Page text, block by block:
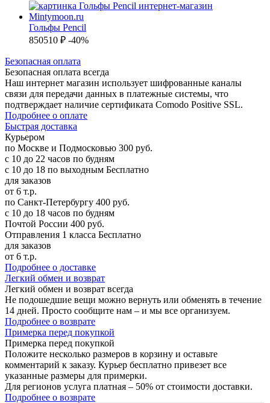
Гольфы Pencil
850510 ₽ -40%
Безопасная оплата
Безопасная оплата всегда
Наш интернет магазин использует шифрованные каналы
связи для передачи данных в платежные системы, что
подтверждает наличие сертификата Comodo Positive SSL.
Подробнее о оплате
Быстрая доставка
Курьером
по Москве и Подмосковью 300 руб.
с 10 до 22 часов по будням
с 10 до 18 по выходным Бесплатно
для заказов
от 6 т.р.
по Санкт-Петербургу 400 руб.
с 10 до 18 часов по будням
Почтой России 400 руб.
Отправления 1 класса Бесплатно
для заказов
от 6 т.р.
Подробнее о доставке
Легкий обмен и возврат
Легкий обмен и возврат всегда
Не подошедшие вещи можно вернуть или обменять в течение
14 дней. Просто сообщите нам – и мы все организуем.
Подробнее о возврате
Примерка перед покупкой
Примерка перед покупкой
Положите несколько размеров в корзину и оставьте
комментарий к заказу. Курьер бесплатно привезет все
указанные размеры для примерки.
Для регионов услуга платная – 50% от стоимости доставки.
Подробнее о возврате